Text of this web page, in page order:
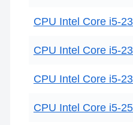
CPU Intel Core i5-
CPU Intel Core i5-
CPU Intel Core i5-
CPU Intel Core i5-